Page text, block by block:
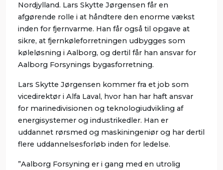
Nordjylland. Lars Skytte Jørgensen får en
afgørende rolle i at håndtere den enorme vækst
inden for fjernvarme. Han får også til opgave at
sikre, at fjernkøleforretningen udbygges som
køleløsning i Aalborg, og dertil får han ansvar for
Aalborg Forsynings bygasforretning.
Lars Skytte Jørgensen kommer fra et job som
vicedirektør i Alfa Laval, hvor han har haft ansvar
for marinedivisionen og teknologiudvikling af
energisystemer og industrikedler. Han er
uddannet rørsmed og maskiningeniør og har dertil
flere uddannelsesforløb inden for ledelse.
”Aalborg Forsyning er i gang med en utrolig